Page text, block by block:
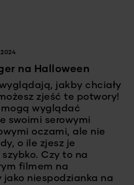
na Halloween
jakby chciały
zjeść te potwory!
wyglądać
swoimi serowymi
oczami, ale nie
o ile zjesz je
Czy to na
filmem na
jako niespodzianka na